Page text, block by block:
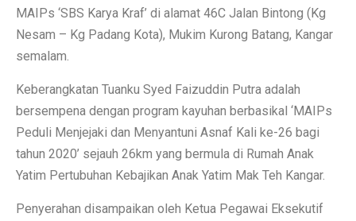
MAIPs ‘SBS Karya Kraf’ di alamat 46C Jalan Bintong (Kg
Nesam – Kg Padang Kota), Mukim Kurong Batang, Kangar
semalam.
Keberangkatan Tuanku Syed Faizuddin Putra adalah
bersempena dengan program kayuhan berbasikal ‘MAIPs
Peduli Menjejaki dan Menyantuni Asnaf Kali ke-26 bagi
tahun 2020’ sejauh 26km yang bermula di Rumah Anak
Yatim Pertubuhan Kebajikan Anak Yatim Mak Teh Kangar.
Penyerahan disampaikan oleh Ketua Pegawai Eksekutif